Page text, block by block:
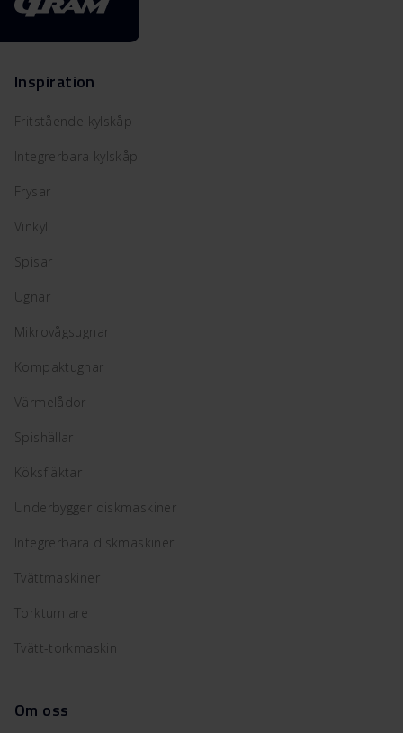
Inspiration
Fritstående kylskåp
Integrerbara kylskåp
Frysar
Vinkyl
Spisar
Ugnar
Mikrovågsugnar
Kompaktugnar
Värmelådor
Spishällar
Köksfläktar
Underbygger diskmaskiner
Integrerbara diskmaskiner
Tvättmaskiner
Torktumlare
Tvätt-torkmaskin
Om oss